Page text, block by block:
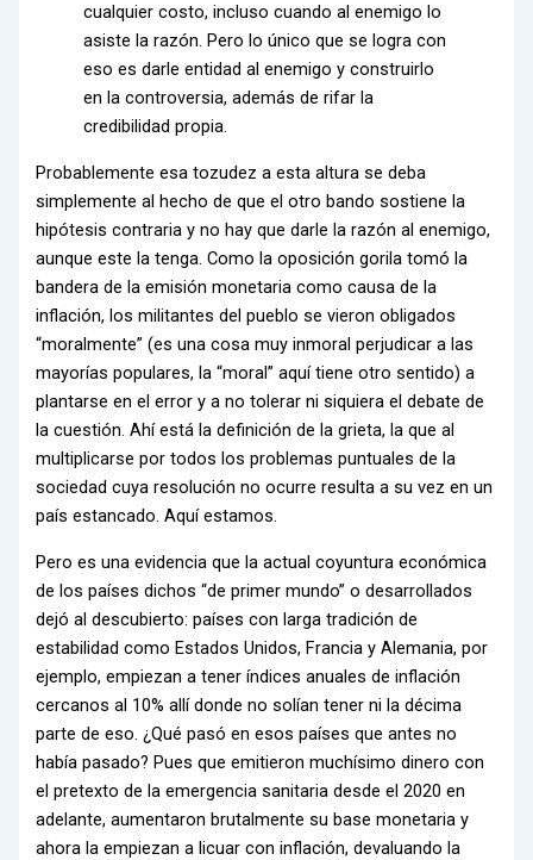
cualquier costo, incluso cuando al enemigo lo
asiste la razón. Pero lo único que se logra con
eso es darle entidad al enemigo y construirlo
en la controversia, además de rifar la
credibilidad propia.
Probablemente esa tozudez a esta altura se deba
simplemente al hecho de que el otro bando sostiene la
hipótesis contraria y no hay que darle la razón al enemigo,
aunque este la tenga. Como la oposición gorila tomó la
bandera de la emisión monetaria como causa de la
inflación, los militantes del pueblo se vieron obligados
“moralmente” (es una cosa muy inmoral perjudicar a las
mayorías populares, la “moral” aquí tiene otro sentido) a
plantarse en el error y a no tolerar ni siquiera el debate de
la cuestión. Ahí está la definición de la grieta, la que al
multiplicarse por todos los problemas puntuales de la
sociedad cuya resolución no ocurre resulta a su vez en un
país estancado. Aquí estamos.
Pero es una evidencia que la actual coyuntura económica
de los países dichos “de primer mundo” o desarrollados
dejó al descubierto: países con larga tradición de
estabilidad como Estados Unidos, Francia y Alemania, por
ejemplo, empiezan a tener índices anuales de inflación
cercanos al 10% allí donde no solían tener ni la décima
parte de eso. ¿Qué pasó en esos países que antes no
había pasado? Pues que emitieron muchísimo dinero con
el pretexto de la emergencia sanitaria desde el 2020 en
adelante, aumentaron brutalmente su base monetaria y
ahora la empiezan a licuar con inflación, devaluando la